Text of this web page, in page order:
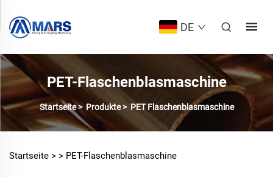
DE
PET-Flaschenblasmaschine
Startseite> Produkte> PET Flaschenblasmaschine
Startseite > > PET-Flaschenblasmaschine